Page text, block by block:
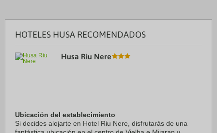
HOTELES HUSA RECOMENDADOS
Husa Riu Nere
Ubicación del establecimiento
Si decides alojarte en Hotel Riu Nere, disfrutarás de una